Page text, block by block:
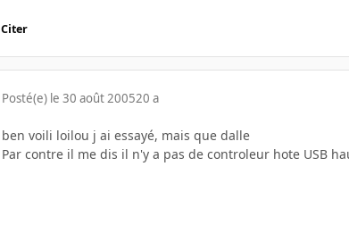
Citer
Posté(e) le 30 août 200520 a
ben voili loilou j ai essayé, mais que dalle
Par contre il me dis il n'y a pas de controleur hote USB